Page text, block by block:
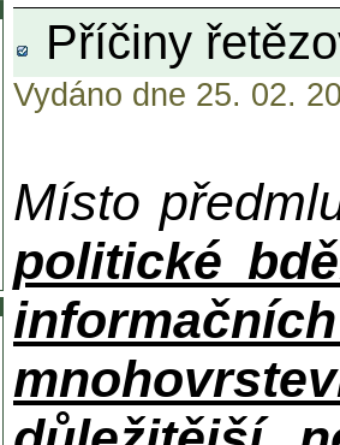
Příčiny
Vydáno dne 25. 02.
Místo
politické